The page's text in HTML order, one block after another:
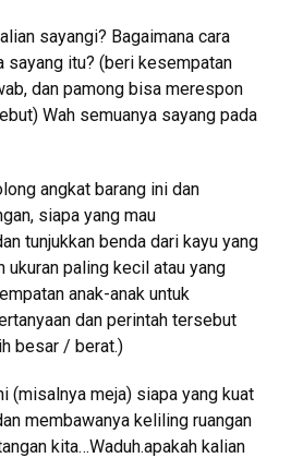
sayangi? Bagaimana cara
sayang itu? (beri kesempatan
dan pamong bisa merespon
Wah semuanya sayang pada
angkat barang ini dan
siapa yang mau
tunjukkan benda dari kayu yang
ukuran paling kecil atau yang
anak-anak untuk
dan perintah tersebut
besar / berat.)
(misalnya meja) siapa yang kuat
membawanya keliling ruangan
kita…Waduh.apakah kalian